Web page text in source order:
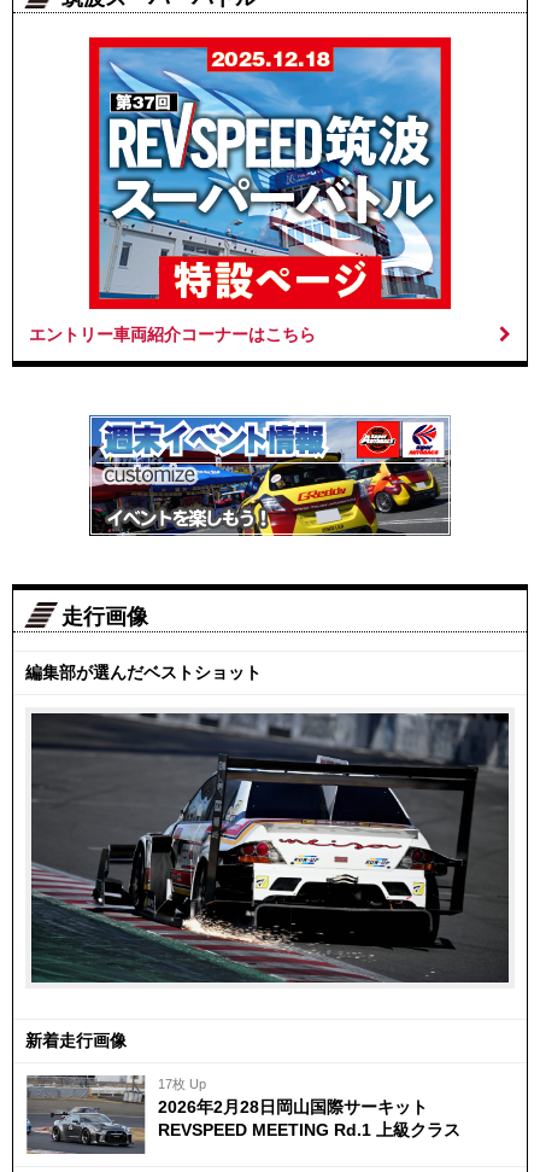
エントリー車両紹介コーナーはこちら
走行画像
編集部が選んだベストショット
新着走行画像
17枚 Up
2026年2月28日岡山国際サーキット
REVSPEED MEETING Rd.1 上級クラス